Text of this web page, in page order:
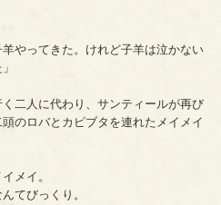
やってきた。けれど子羊は泣かない
二人に代わり、サンティールが再び
のロバとカピブタを連れたメイメイ
メイ。
てびっくり。